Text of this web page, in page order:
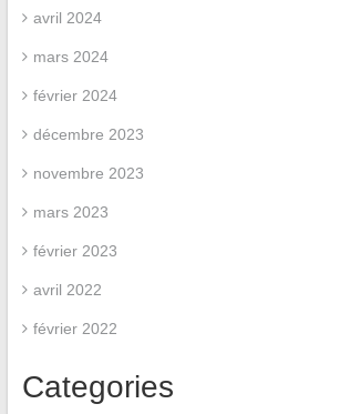
avril 2024
mars 2024
février 2024
décembre 2023
novembre 2023
mars 2023
février 2023
avril 2022
février 2022
Categories